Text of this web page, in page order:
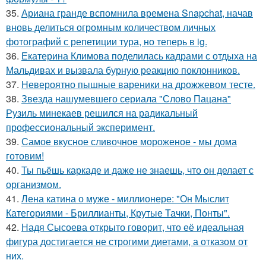
35. Ариана гранде вспомнила времена Snapchat, начав
вновь делиться огромным количеством личных
фотографий с репетиции тура, но теперь в ig.
36. Екатерина Климова поделилась кадрами с отдыха на
Мальдивах и вызвала бурную реакцию поклонников.
37. Невероятно пышные вареники на дрожжевом тесте.
38. Звезда нашумевшего сериала "Слово Пацана"
Рузиль минекаев решился на радикальный
профессиональный эксперимент.
39. Самое вкусное сливочное мороженое - мы дома
готовим!
40. Ты пьёшь каркаде и даже не знаешь, что он делает с
организмом.
41. Лена катина о муже - миллионере: "Он Мыслит
Категориями - Бриллианты, Крутые Тачки, Понты".
42. Надя Сысоева открыто говорит, что её идеальная
фигура достигается не строгими диетами, а отказом от
них.